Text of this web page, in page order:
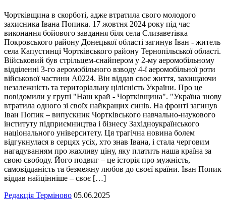
Чортківщина в скорботі, адже втратила свого молодого
захисника Івана Попика. 17 жовтня 2024 року під час
виконання бойового завдання біля села Єлизаветівка
Покровського району Донецької області загинув Іван - житель
села Капустинці Чортківського району Тернопільської області.
Військовий був стрільцем-снайпером у 2-му аеромобільному
відділенні 3-го аеромобільного взводу 4-ї аеромобільної роти
військової частини А0224. Він віддав своє життя, захищаючи
незалежність та територіальну цілісність України. Про це
повідомили у групі "Наш край - Чортківщина". "Україна знову
втратила одного зі своїх найкращих синів. На фронті загинув
Іван Попик – випускник Чортківського навчально-наукового
інституту підприємництва і бізнесу Західноукраїнського
національного університету. Ця трагічна новина болем
відгукнулася в серцях усіх, хто знав Івана, і стала черговим
нагадуванням про жахливу ціну, яку платить наша країна за
свою свободу. Його подвиг – це історія про мужність,
самовідданість та безмежну любов до своєї країни. Іван Попик
віддав найцінніше – своє […]
Редакція Терміново 05.06.2025